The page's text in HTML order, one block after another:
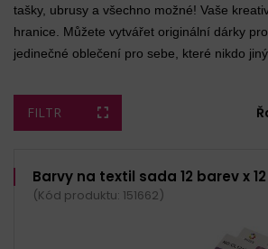
tašky, ubrusy a všechno možné! Vaše
hranice. Můžete vytvářet originální dárky
jedinečné oblečení pro sebe, které nikdo jiný
FILTR
Barvy na textil sada 12 barev x
(Kód produktu: 151662)